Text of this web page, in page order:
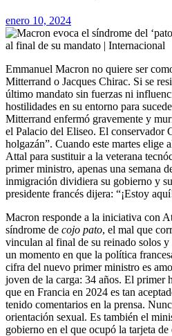
enero 10, 2024
Emmanuel Macron no quiere ser como los presidentes François
Mitterrand o Jacques Chirac. Si se
último mandato sin fuerzas ni
hostilidades en su entorno para
Mitterrand enfermó gravemente y
el Palacio del Eliseo. El conservador
holgazán”. Cuando este martes elige
Attal para sustituir a la veterana
primer ministro, apenas una semana
inmigración dividiera su gobierno y
presidente francés dijera: “¡Estoy
Macron responde a la iniciativa con
síndrome de cojo pato, el mal que
vinculan al final de su reinado solos
un momento en que la política
cifra del nuevo primer ministro es
joven de la carga: 34 años. El primer
que en Francia en 2024 es tan
tenido comentarios en la prensa.
orientación sexual. Es también el
gobierno en el que ocupó la tarjeta de